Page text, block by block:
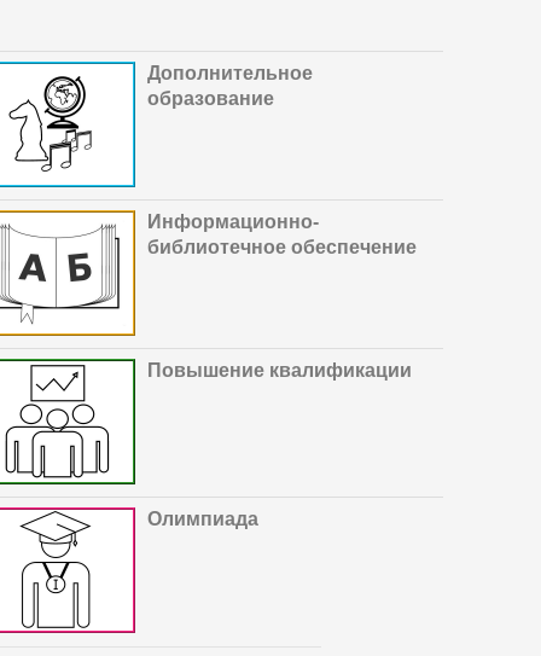
Дополнительное
образование
И нформационно-
библиотечное обеспечение
Повышение квалификации
Олимпиада